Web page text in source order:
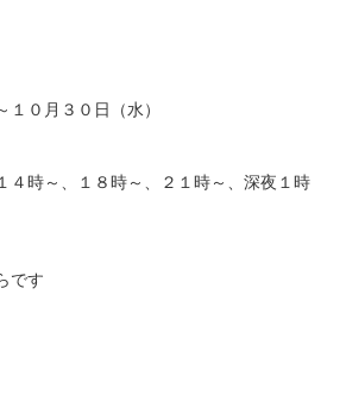
１０月３０日（水）
４時～、１８時～、２１時～、深夜１時
です